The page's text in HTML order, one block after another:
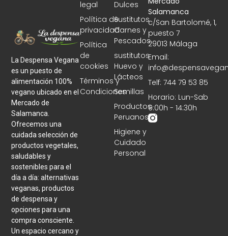
La Despensa Vegana
es un puesto de
alimentación 100%
vegano ubicado en el
Mercado de
Salamanca.
Ofrecemos una
cuidada selección de
productos vegetales,
saludables y
sostenibles para el
día a día: alternativas
veganas, productos
de despensa y
opciones para una
compra consciente.
Un espacio cercano y
Dulces
Sustitutos
Carnes y
Pescados
sustitutos
Huevo y
Lácteos
Semillas
Productos
Peruanos
Higiene y
Cuidado
Personal
legal
Política de
privacidad
Política
de
cookies
Términos y
Condiciones
Salamanca
c/San Bartolomé, 1,
puesto 7
29013 Málaga
Email:
Telf: 744 79 53 85
Horario: Lun-Sab
9:00h - 14:30h